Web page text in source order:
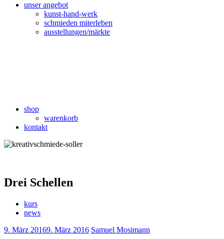
unser angebot
kunst-hand-werk
schmieden miterleben
ausstellungen/märkte
shop
warenkorb
kontakt
Drei Schellen
kurs
news
9. März 20169. März 2016 Samuel Mosimann